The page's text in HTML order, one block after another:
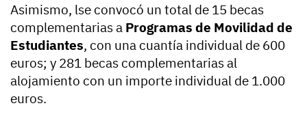
Asimismo, lse convocó un total de 15 becas
complementarias a Programas de Movilidad de
Estudiantes, con una cuantía individual de 600
euros; y 281 becas complementarias al
alojamiento con un importe individual de 1.000
euros.